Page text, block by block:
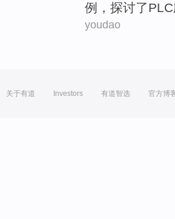
例
， 探讨了PLC
youdao
关于有道 Investors 有道智选 官方博